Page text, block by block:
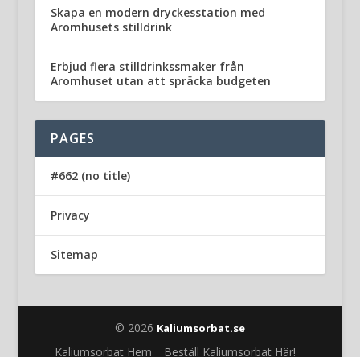
Skapa en modern dryckesstation med
Aromhusets stilldrink
Erbjud flera stilldrinkssmaker från
Aromhuset utan att spräcka budgeten
PAGES
#662 (no title)
Privacy
Sitemap
© 2026 Kaliumsorbat.se
Kaliumsorbat Hem Beställ Kaliumsorbat Här!